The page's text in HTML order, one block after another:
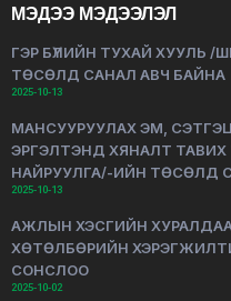
МЭДЭЭ МЭДЭЭЛЭЛ
ГЭР БҮЛИЙН ТУХАЙ ХУУЛЬ
ТӨСӨЛД САНАЛ АВЧ БАЙНА
2025-10-13
МАНСУУРУУЛАХ ЭМ,
ЭРГЭЛТЭНД ХЯНАЛТ
НАЙРУУЛГА/-ИЙН ТӨСӨЛД
2025-10-13
АЖЛЫН ХЭСГИЙН
ХӨТӨЛБӨРИЙН
СОНСЛОО
2025-10-02